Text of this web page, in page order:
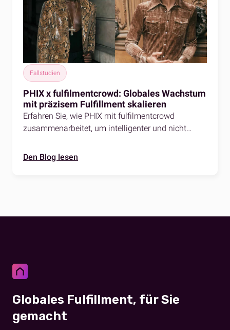
Fallstudien
PHIX x fulfilmentcrowd: Globales Wachstum
mit präzisem Fulfillment skalieren
Erfahren Sie, wie PHIX mit fulfilmentcrowd
zusammenarbeitet, um intelligenter und nicht
Erfolgsgeschichte, wie das Unternehmen zu einer
optimierten Auftragsabwicklung, betrieblicher
Den Blog lesen
Globales Fulfillment, für Sie
gemacht